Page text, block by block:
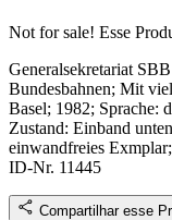
Not for sale! Esse
Generalsekretariat
Bundesbahnen; Mit
Basel; 1982; Sprache:
Zustand: Einband
einwandfreies Exmplar;
ID-Nr. 11445
Compartilhar esse